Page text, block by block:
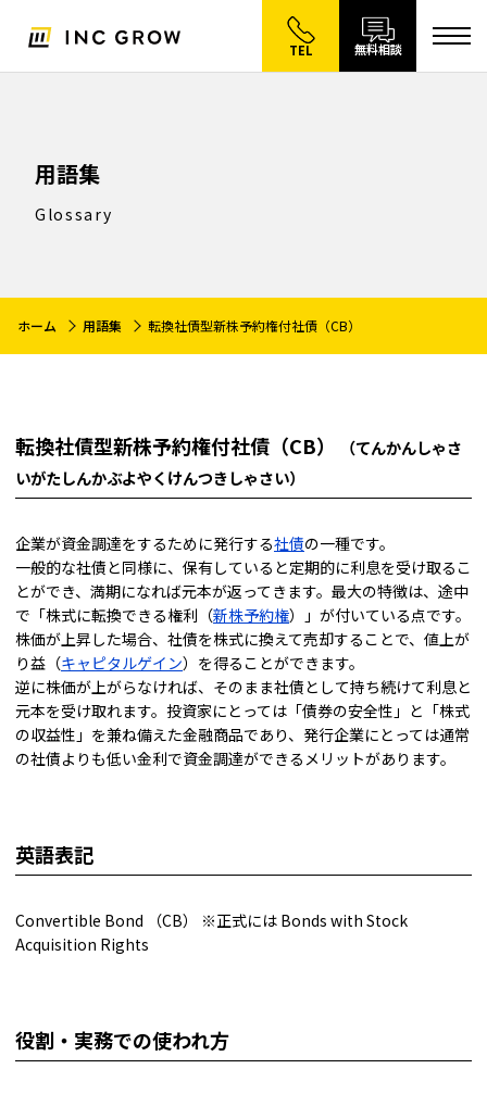
TEL 無料相談
用語集
Glossary
ホーム 用語集 転換社債型新株予約権付社債（CB）
転換社債型新株予約権付社債（CB）
（てんかんしゃさ
いがたしんかぶよやくけんつきしゃさい）
企業が資金調達をするために発行する社債の一種です。
一般的な社債と同様に、保有していると定期的に利息を受け取るこ
とができ、満期になれば元本が返ってきます。最大の特徴は、途中
で「株式に転換できる権利（新株予約権）」が付いている点です。
株価が上昇した場合、社債を株式に換えて売却することで、値上が
り益（キャピタルゲイン）を得ることができます。
逆に株価が上がらなければ、そのまま社債として持ち続けて利息と
元本を受け取れます。投資家にとっては「債券の安全性」と「株式
の収益性」を兼ね備えた金融商品であり、発行企業にとっては通常
の社債よりも低い金利で資金調達ができるメリットがあります。
英語表記
Convertible Bond （CB） ※正式には Bonds with Stock
Acquisition Rights
役割・実務での使われ方